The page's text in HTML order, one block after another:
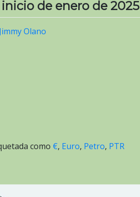
de enero de 2025
Jimmy Olano
como €, Euro, Petro, PTR